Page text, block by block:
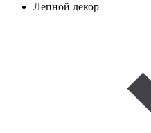
Лепной декор